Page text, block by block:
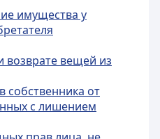
имущества у
возврате вещей из
собственника от
с лишением